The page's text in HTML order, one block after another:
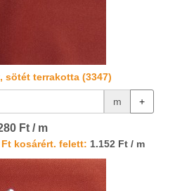
sötét terrakotta (3347)
m +
Ft / m
Ft kosárért. felett: 1.152 Ft / m